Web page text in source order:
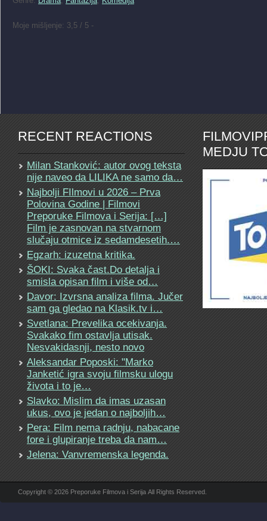
Moje mišljenje: 3,5 / 5 -
RECENT REACTIONS
Milan Stanković: autor ovog teksta
nije naveo da LILIKA ne samo da…
Najbolji FIlmovi u 2026 – Prva
Polovina Godine | Filmovi
Preporuke Filmova i Serija: […]
Film je zasnovan na stvarnom
slučaju otmice iz sedamdesetih.…
Egzarh: izuzetna kritika.
ŠOKI: Svaka čast.Do detalja i
smisla opisan film i više od…
Davor: Izvrsna analiza filma. Jučer
sam ga gledao na Klasik.tv i…
Svetlana: Prevelika ocekivanja.
Svakako fim ostavlja utisak.
Nesvakidasnji, nesto novo
Aleksandar Poposki: "Marko
Janketić igra svoju filmsku ulogu
života i to je…
Slavko: Mislim da imas uzasan
ukus, ovo je jedan o najboljih…
Pera: Film nema radnju, nabacane
fore i glupiranje treba da nam…
Jelena: Vanvremenska legenda.
MEDJU
Copyright © 2026 Preporuke Filmova i Serija All Rights Reserved.